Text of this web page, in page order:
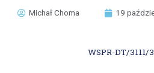
Michał Choma 19
WSPR-DT/3111/